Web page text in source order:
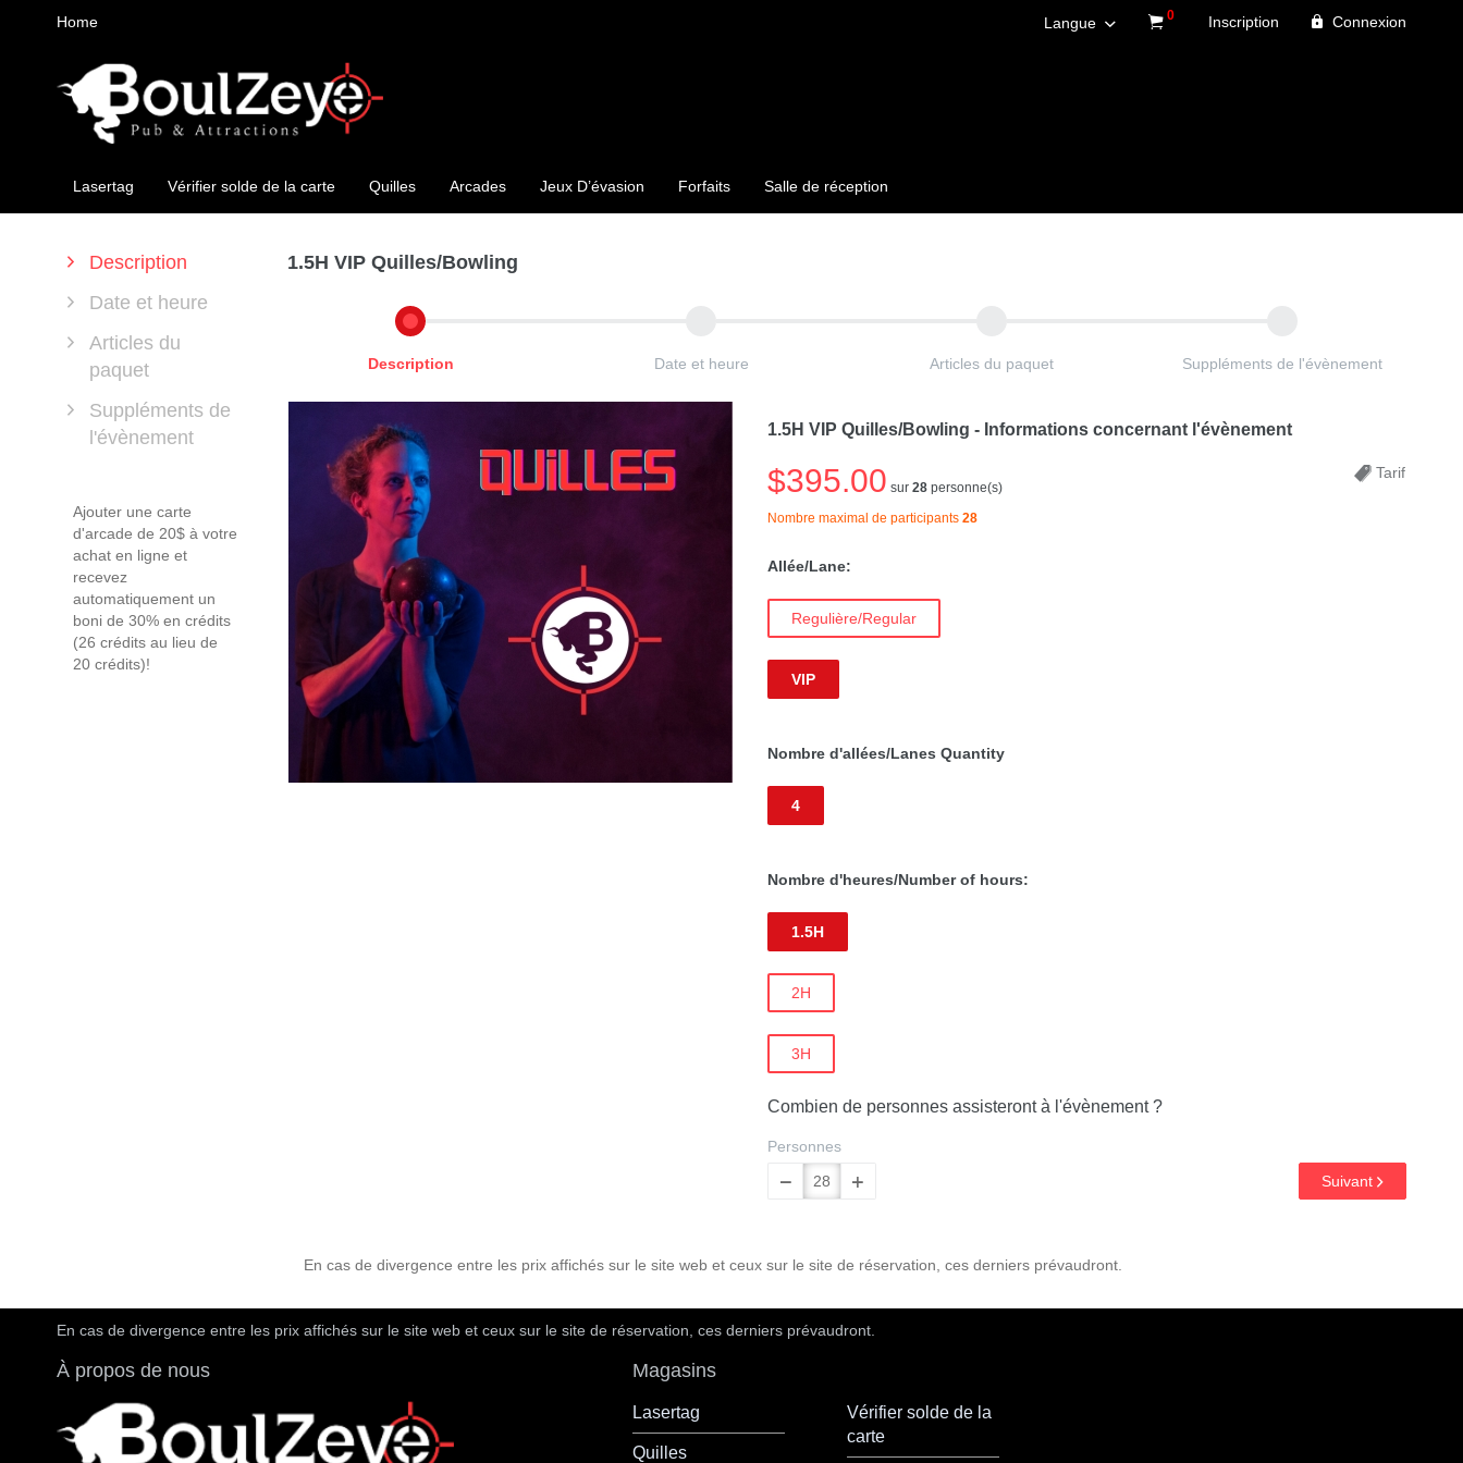
Home Langue 0 Inscription Connexion
Lasertag Vérifier solde de la carte Quilles Arcades Jeux D’évasion Forfaits Salle de réception
Description
Date et heure
Articles du
paquet
Suppléments de
l'évènement
Ajouter une carte
d'arcade de 20$ à votre
achat en ligne et
recevez
automatiquement un
boni de 30% en crédits
(26 crédits au lieu de
20 crédits)!
1.5H VIP Quilles/Bowling
Description Date et heure Articles du paquet Suppléments de l'évènement
1.5H VIP Quilles/Bowling - Informations concernant l'évènement
$395.00 sur 28personne(s)
Nombre maximal de participants 28
Tarif
Allée/Lane:
Regulière/Regular
VIP
Nombre d'allées/Lanes Quantity
4
Nombre d'heures/Number of hours:
1.5H
2H
3H
Combien de personnes assisteront à l'évènement ?
Personnes
Suivant
En cas de divergence entre les prix affichés sur le site web et ceux sur le site de réservation, ces derniers prévaudront.
En cas de divergence entre les prix affichés sur le site web et ceux sur le site de réservation, ces derniers prévaudront.
À propos de nous Magasins
Lasertag
Quilles
Vérifier solde de la
carte